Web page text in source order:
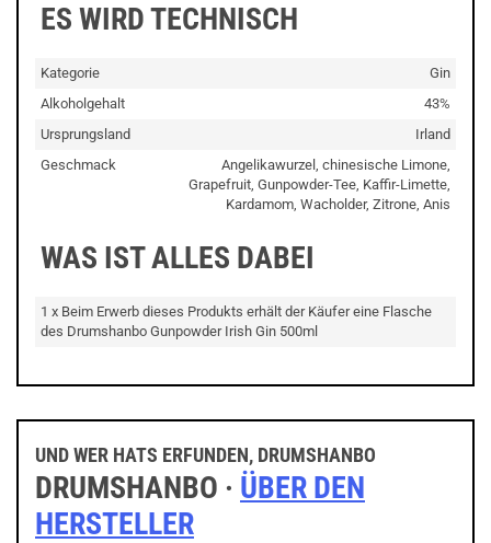
ES WIRD TECHNISCH
Kategorie
Gin
Alkoholgehalt
43%
Ursprungsland
Irland
Geschmack
Angelikawurzel, chinesische Limone,
Grapefruit, Gunpowder-Tee, Kaffir-Limette,
Kardamom, Wacholder, Zitrone, Anis
WAS IST ALLES DABEI
1 x Beim Erwerb dieses Produkts erhält der Käufer eine Flasche
des Drumshanbo Gunpowder Irish Gin 500ml
UND WER HATS ERFUNDEN, DRUMSHANBO
DRUMSHANBO · ÜBER DEN
HERSTELLER